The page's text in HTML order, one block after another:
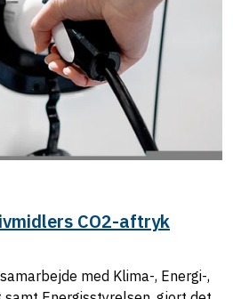
CO2-aftryk
med Klima-, Energi-,